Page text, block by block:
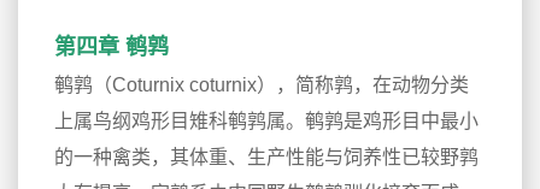
第四章 鹌鹑
鹌鹑（Coturnix coturnix），简称鹑，在动物分类
上属鸟纲鸡形目雉科鹌鹑属。鹌鹑是鸡形目中最小
的一种禽类，其体重、生产性能与饲养性已较野鹑